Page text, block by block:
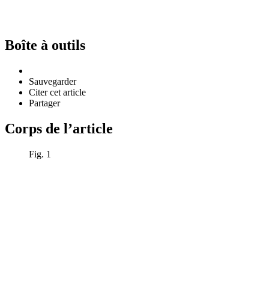
Boîte à outils
Sauvegarder
Citer cet article
Partager
Corps de l’article
Fig. 1